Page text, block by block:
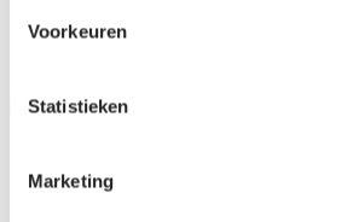
Voorkeuren
Statistieken
Marketing
zusammen mit Ihrem Fahrkarte. Wichtig
Preis beinhaltet nicht die Fahrkarte für das
KOMMEN SIE UND